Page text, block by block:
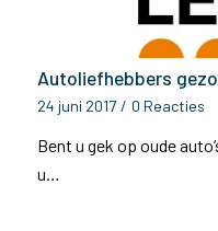
Autoliefhebbers
24 juni 2017 / 0 Reacties
Bent u gek op oude
u…